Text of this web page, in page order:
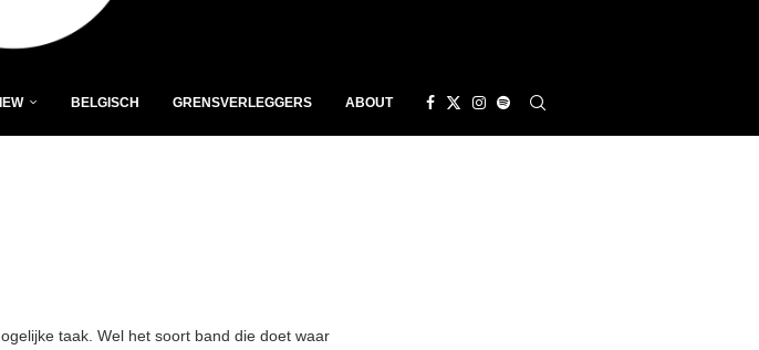
BELGISCH GRENSVERLEGGERS ABOUT
taak. Wel het soort band die doet waar